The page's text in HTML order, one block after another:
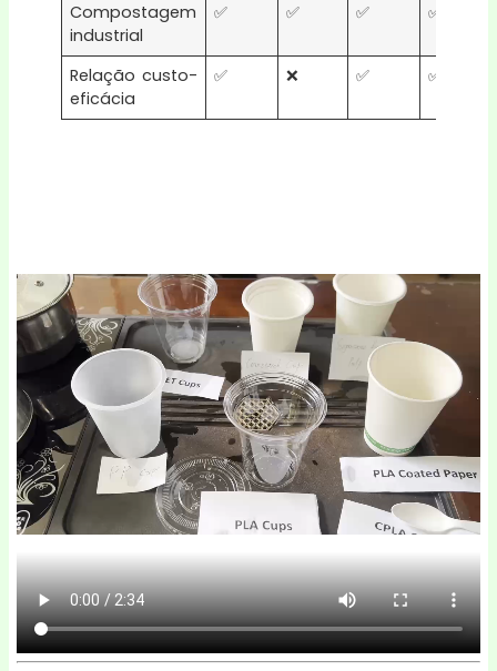
Compostagem
industrial
✅ ✅ ✅ ✅
Relação custo-
eficácia
✅ ❌ ✅ ✅